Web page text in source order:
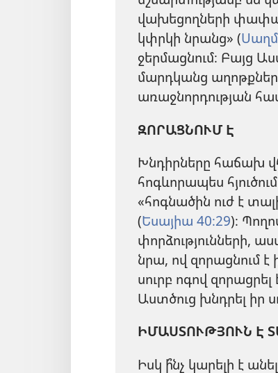
վախեցողների
կփրկի նրանց» (
ջերմացնում։ Բայց
մարդկանց
առաջնորդության
ԶՈՐԱՑՆՈՒՄ Է
Խնդիրները հաճախ
հոգևորապես
«հոգնածին ուժ է
(Եսայիա 40։29)։
փորձությունների,
նրա, ով զորացնում է
սուրբ ոգով
Աստծուց խնդրել իր
ԻՄԱՍՏՈՒԹՅՈՒՆ Է
Իսկ ի՞նչ կարելի է